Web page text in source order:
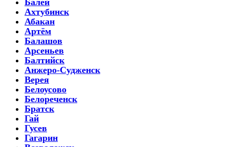
Ахтубинск
Абакан
Артём
Балашов
Арсеньев
Балтийск
Анжеро-Судженск
Верея
Белоусово
Белореченск
Братск
Гай
Гусев
Гагарин